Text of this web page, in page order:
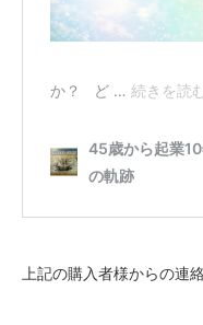
上記の購入者様からの連